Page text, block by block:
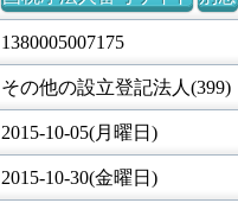
1380005007175
その他の設立登記法人(399)
2015-10-05(月曜日)
2015-10-30(金曜日)